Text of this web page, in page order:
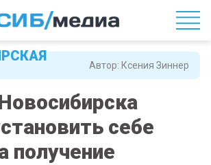
Автор: Ксения Зиннер
себе
получение